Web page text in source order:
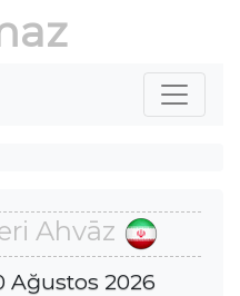
Ahvāz
Ağustos 2026